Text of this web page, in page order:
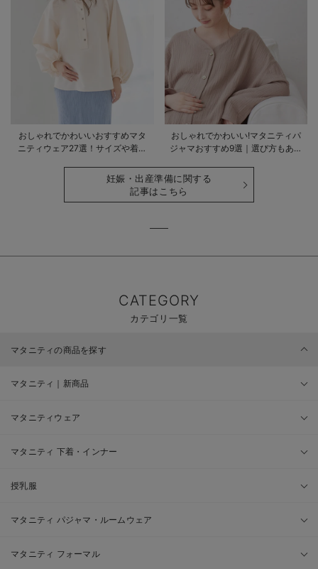
おしゃれでかわいいおすすめマタ
ニティウェア27選！サイズや着る
おしゃれでかわいい!マタニティパ
ジャマおすすめ9選｜選び方もあわ
妊娠・出産準備に関する
記事はこちら
CATEGORY
カテゴリ一覧
マタニティの商品を探す
マタニティ｜新商品
マタニティウェア
マタニティ 下着・インナー
授乳服
マタニティ パジャマ・ルームウェア
マタニティ フォーマル